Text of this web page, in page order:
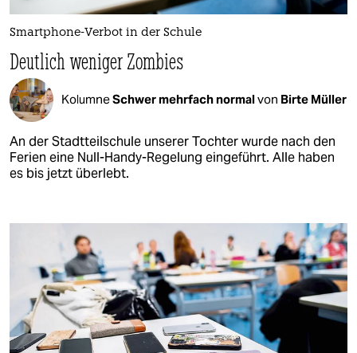
Smartphone-Verbot in der Schule
Deutlich weniger Zombies
KolumneSchwer mehrfach normalvon Birte Müller
An der Stadtteilschule unserer Tochter wurde nach den
Ferien eine Null-Handy-Regelung eingeführt. Alle haben
es bis jetzt überlebt.